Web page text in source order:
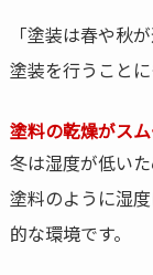
「塗装は春や秋
塗装を行うこと
塗料の乾燥がス
冬は湿度が低い
塗料のように湿
的な環境です。